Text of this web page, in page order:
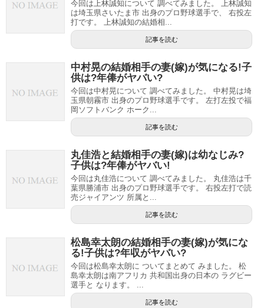
今回は上林誠知について 調べてみました。 上林誠知
は埼玉県さいたま市 出身のプロ野球選手で、 右投左
打です。 上林誠知の結婚相...
記事を読む
中村晃の結婚相手の妻(嫁)が気になる!子
供は?年俸がヤバい?
今回は中村晃について 調べてみました。 中村晃は埼
玉県朝霧市 出身のプロ野球選手です。 左打左投で福
岡ソフトバンク ホーク...
記事を読む
丸佳浩と結婚相手の妻(嫁)は幼なじみ?
子供は?年俸がヤバい!
今回は丸佳浩について 調べてみました。 丸佳浩は千
葉県勝浦市 出身のプロ野球選手です。 右投左打で読
売ジャイアンツ 所属と...
記事を読む
松島幸太朗の結婚相手の妻(嫁)が気にな
る!子供は?年収がヤバい?
今回は松島幸太朗に ついてまとめて みました。 松
島幸太朗は南アフリカ 共和国出身の日本の ラグビー
選手と なります。 ...
記事を読む